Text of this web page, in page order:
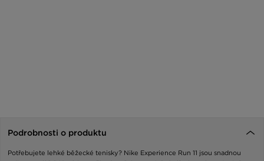
Podrobnosti o produktu
Potřebujete lehké běžecké tenisky? Nike Experience Run 11 jsou snadnou